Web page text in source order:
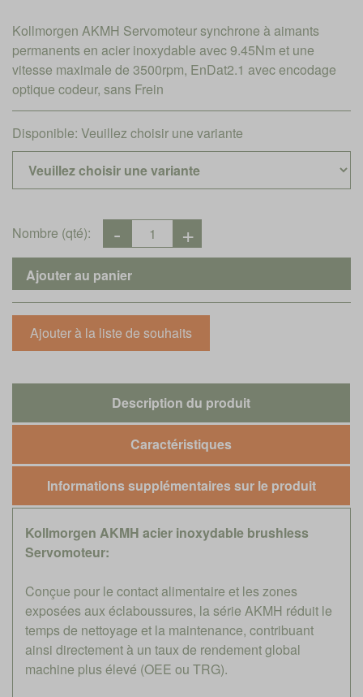
Kollmorgen AKMH Servomoteur synchrone à aimants
permanents en acier inoxydable avec 9.45Nm et une
vitesse maximale de 3500rpm, EnDat2.1 avec encodage
optique codeur, sans Frein
Disponible: Veuillez choisir une variante
Nombre (qté):
Description du produit
Caractéristiques
Informations supplémentaires sur le produit
Kollmorgen AKMH acier inoxydable brushless
Servomoteur:
Conçue pour le contact alimentaire et les zones
exposées aux éclaboussures, la série AKMH réduit le
temps de nettoyage et la maintenance, contribuant
ainsi directement à un taux de rendement global
machine plus élevé (OEE ou TRG).